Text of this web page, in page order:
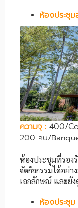
ห้องประชุ
ความจุ : 400/
200 คน/
ห้องประชุมที่รอง
จัดกิจกรรมได้อย่
เอกลักษณ์ และยั
ห้องประชุม